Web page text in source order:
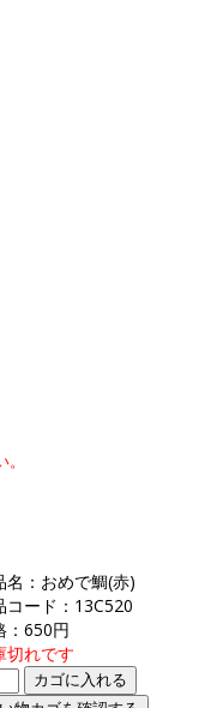
名：おめで鯛(赤)
コード：13C520
：650円
切れです